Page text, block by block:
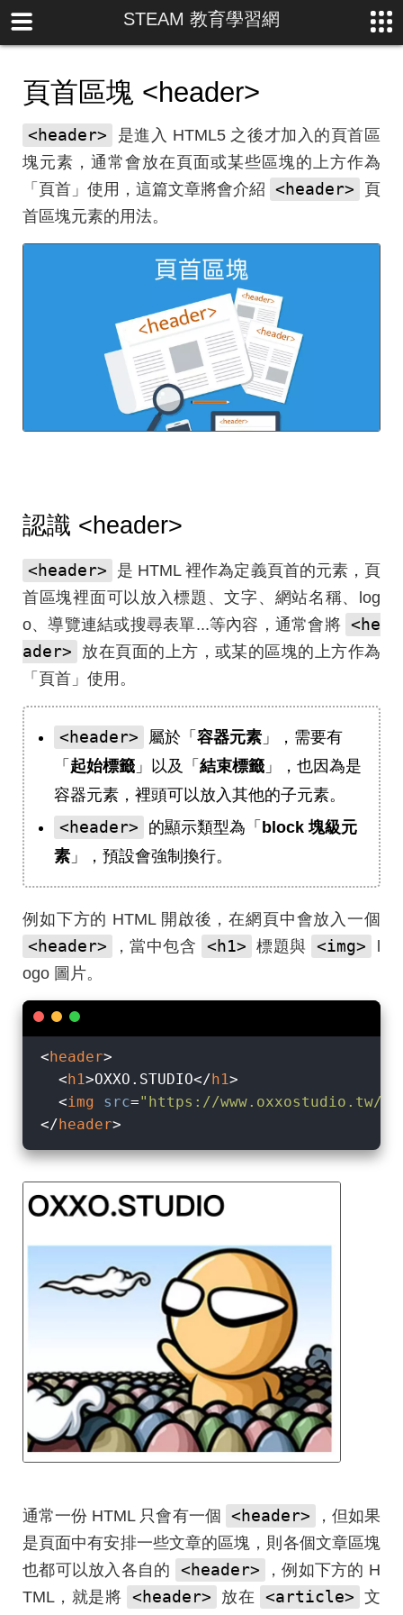
STEAM 教育學習網
頁首區塊 <header>
<header>
是進入 HTML5 之後才加入的頁首區
塊元素，通常會放在頁面或某些區塊的上方作為
「頁首」使用，這篇文章將會介紹 <header>
頁
首區塊元素的用法。
認識 <header>
<header>
是 HTML 裡作為定義頁首的元素，頁
首區塊裡面可以放入標題、文字、網站名稱、log
o、導覽連結或搜尋表單...等內容，通常會將 <he
ader>
放在頁面的上方，或某的區塊的上方作為
「頁首」使用。
<header> 屬於「 容器元素 」，需要有
「 起始標籤 」以及「 結束標籤 」，也因為是
容器元素，裡頭可以放入其他的子元素。
<header> 的顯示類型為「 block 塊級元
素 」，預設會強制換行。
例如下方的 HTML 開啟後，在網頁中會放入一個
<header> ，當中包含 <h1> 標題與 <img>
l
ogo 圖片。
<header>
<h1>OXXO.STUDIO</h1>
<img src="https://www.oxxostudio.tw/
</header>
通常一份 HTML 只會有一個 <header>
，但如果
是頁面中有安排一些文章的區塊，則各個文章區塊
也都可以放入各自的
<header>
，例如下方的 H
TML，就是將 <header> 放在 <article> 文